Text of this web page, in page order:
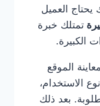
يحتاج العميل
تمتلك خبرة
الكبيرة.
الموقع
الاستخدام،
بعد ذلك